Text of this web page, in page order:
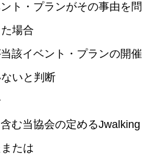
・プランがその事由を問
場合
イベント・プランの開催
いと判断
当協会の定めるJwalking
たは